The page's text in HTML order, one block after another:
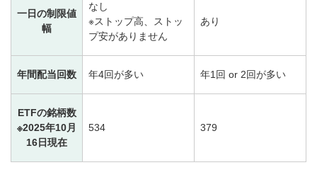
一日の制限値
幅
なし
※ストップ高、ストッ
プ安がありません
あり
年間配当回数 年4回が多い 年1回 or 2回が多い
ETFの銘柄数
※2025年10月
16日現在
534 379